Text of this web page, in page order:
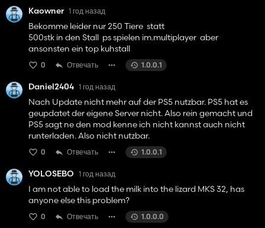
Kaowner 1 год назад
Bekomme leider nur 250 Tiere statt
500stk in den Stall ps spielen im.multiplayer aber
ansonsten ein top kuhstall
0 Отвечать 1.0.0.1
Daniel2404 1 год назад
Nach Update nicht mehr auf der PS5 nutzbar. PS5 hat es
geupdatet der eigene Server nicht. Also rein gemacht und
PS5 sagt ne den mod kenne ich nicht kannst auch nicht
runterladen. Also nicht nutzbar.
0 Отвечать 1.0.0.1
YOLOSEBO 1 год назад
I am not able to load the milk into the lizard MKS 32, has
anyone else this problem?
0 Отвечать 1.0.0.0